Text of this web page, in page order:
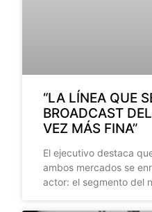
“LA LÍNEA QUE
BROADCAST
VEZ MÁS FINA”
El ejecutivo destaca
ambos mercados se
actor: el segmento del